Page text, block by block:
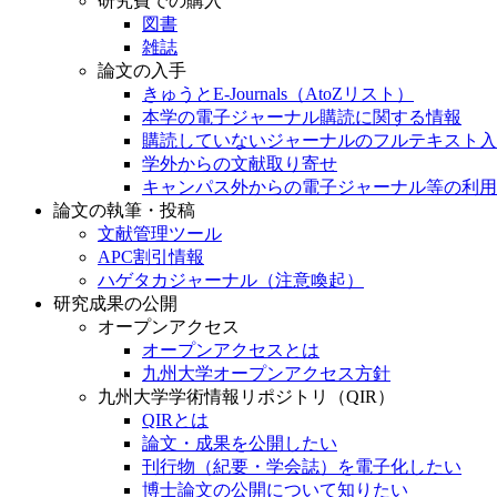
図書
雑誌
論文の入手
きゅうとE-Journals（AtoZリスト）
本学の電子ジャーナル購読に関する情報
購読していないジャーナルのフルテキスト
学外からの文献取り寄せ
キャンパス外からの電子ジャーナル等の利用
論文の執筆・投稿
文献管理ツール
APC割引情報
ハゲタカジャーナル（注意喚起）
研究成果の公開
オープンアクセス
オープンアクセスとは
九州大学オープンアクセス方針
九州大学学術情報リポジトリ（QIR）
QIRとは
論文・成果を公開したい
刊行物（紀要・学会誌）を電子化したい
博士論文の公開について知りたい